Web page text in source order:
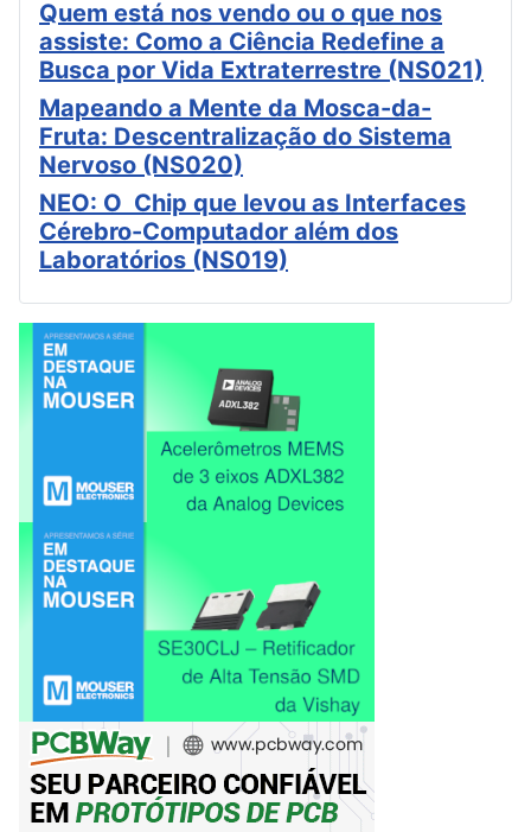
Quem está nos vendo ou o que nos
assiste: Como a Ciência Redefine a
Busca por Vida Extraterrestre (NS021)
Mapeando a Mente da Mosca-da-
Fruta: Descentralização do Sistema
Nervoso (NS020)
NEO: O Chip que levou as Interfaces
Cérebro-Computador além dos
Laboratórios (NS019)